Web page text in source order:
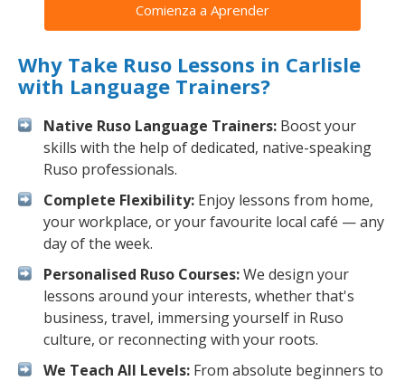
Comienza a Aprender
Why Take Ruso Lessons in Carlisle
with Language Trainers?
Native Ruso Language Trainers: Boost your
skills with the help of dedicated, native-speaking
Ruso professionals.
Complete Flexibility: Enjoy lessons from home,
your workplace, or your favourite local café — any
day of the week.
Personalised Ruso Courses:We design your
lessons around your interests, whether that's
business, travel, immersing yourself in Ruso
culture, or reconnecting with your roots.
We Teach All Levels: From absolute beginners to